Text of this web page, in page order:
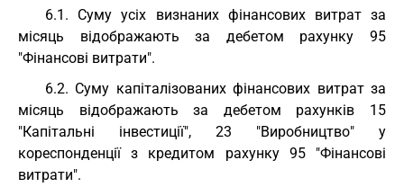
6.1. Суму усіх визнаних фінансових витрат за
місяць відображають за дебетом рахунку 95
"Фінансові витрати".
6.2. Суму капіталізованих фінансових витрат за
місяць відображають за дебетом рахунків 15
"Капітальні інвестиції", 23 "Виробництво" у
кореспонденції з кредитом рахунку 95 "Фінансові
витрати".